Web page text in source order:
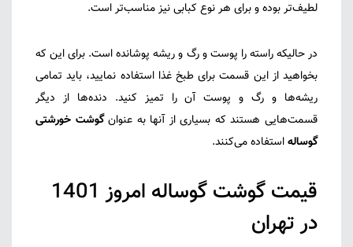
لطیف‌تر بوده و برای هر نوع کبابی نیز مناسب‌تر است.
در حالیکه راسته را پوست و رگ و ریشه پوشانده است. برای این که
بخواهید از این قسمت برای طبخ غذا استفاده نمایید، باید تمامی
ریشه‌ها و رگ و پوست آن را تمیز کنید. دنده‌ها از دیگر
قسمت‌هایی هستند که بسیاری از آنها به عنوانگوشت خورشتی
گوسالهاستفاده می‌کنند.
قیمت گوشت گوساله امروز 1401
در تهران